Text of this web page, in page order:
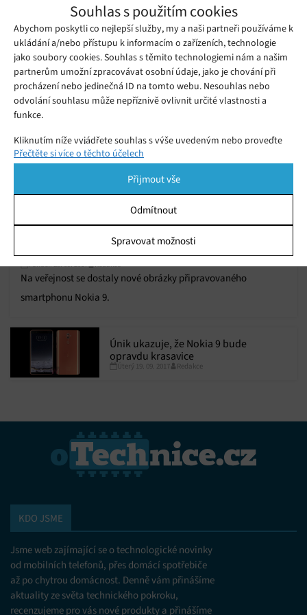
Souhlas s použitím cookies
Abychom poskytli co nejlepší služby, my a naši partneři používáme k
ukládání a/nebo přístupu k informacím o zařízeních, technologie
jako soubory cookies. Souhlas s těmito technologiemi nám a našim
partnerům umožní zpracovávat osobní údaje, jako je chování při
procházení nebo jedinečná ID na tomto webu. Nesouhlas nebo
odvolání souhlasu může nepříznivě ovlivnit určité vlastnosti a
funkce.
Kliknutím níže vyjádřete souhlas s výše uvedeným nebo proveďte
podrobnější rozhodnutí. Vaše volby budou použity pouze na tomto
pomocí přepínačů v Zásadách cookies nebo kliknutím na tlačítko
Spravovat souhlas ve spodní části obrazovky.
Ukládání a/nebo přístup k informacím v zařízení, Porozumění
publiku prostřednictvím statistik nebo kombinací údajů z
různých zdrojů.
Ukládání a/nebo přístup k informacím v zařízení, Použití
omezených údajů k výběru reklam, Vytváření profilů pro
personalizovanou reklamu, Používání profilů k výběru
personalizované reklamy, Vytváření profilů pro
Přiřazování a kombinování údajů z jiných zdrojů
údajů, Propojení různých zařízení, Identifikace
Zajištění bezpečnosti, předcházení a zjišťování
podvodů a odstraňování chyb, Poskytování a
zobrazování reklamy a obsahu, Ukládání a sdělování
voleb ochrany osobních údajů.
Přečtěte si více o těchto účelech
Přijmout vše
Odmítnout
Spravovat možnosti
společně 19. ledna
Úterý 05. 12. 2017 Redakce
Díky novému úniku toho víme o chystané
Nokii 9 zase o něco více
Pondělí 25. 09. 2017 Redakce
Na veřejnost se dostaly nové obrázky připravovaného
smartphonu Nokia 9.
Únik ukazuje, že Nokia 9 bude
opravdu krasavice
Úterý 19. 09. 2017 Redakce
KDO JSME
Jsme web zajímající se o technologické novinky
od mobilních telefonů, přes domácí spotřebiče
až po chytrou domácnost. Denně vám přinášíme
aktuality ze světa technického pokroku,
recenzujeme pro vás nové produkty a přinášíme